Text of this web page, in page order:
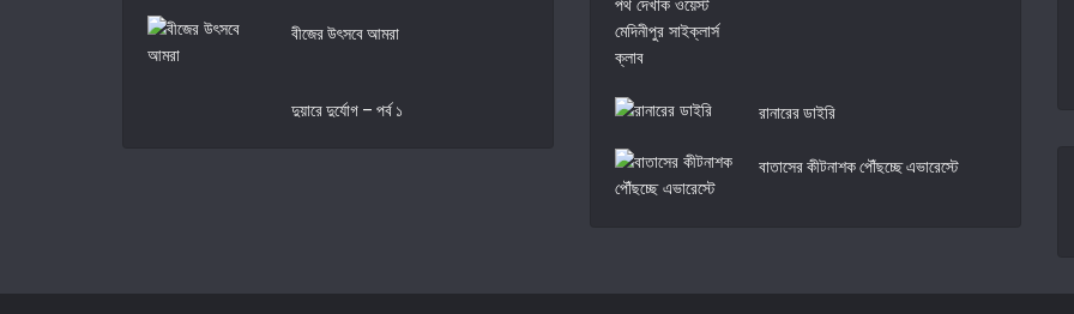
বীজের উৎসবে আমরা
দুয়ারে দুর্যোগ – পর্ব ১ রানারের ডাইরি
বাতাসের কীটনাশক পৌঁছচ্ছে এভারেস্টে